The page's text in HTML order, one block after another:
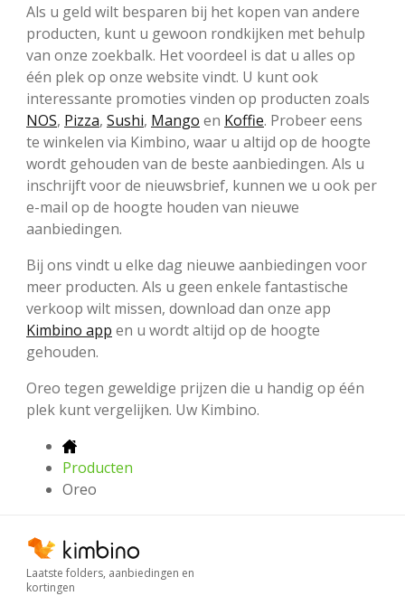
Als u geld wilt besparen bij het kopen van andere
producten, kunt u gewoon rondkijken met behulp
van onze zoekbalk. Het voordeel is dat u alles op
één plek op onze website vindt. U kunt ook
interessante promoties vinden op producten zoals
NOS, Pizza, Sushi, Mango en Koffie. Probeer eens
te winkelen via Kimbino, waar u altijd op de hoogte
wordt gehouden van de beste aanbiedingen. Als u
inschrijft voor de nieuwsbrief, kunnen we u ook per
e-mail op de hoogte houden van nieuwe
aanbiedingen.
Bij ons vindt u elke dag nieuwe aanbiedingen voor
meer producten. Als u geen enkele fantastische
verkoop wilt missen, download dan onze app
Kimbino app en u wordt altijd op de hoogte
gehouden.
Oreo tegen geweldige prijzen die u handig op één
plek kunt vergelijken. Uw Kimbino.
Producten
Oreo
Laatste folders, aanbiedingen en
kortingen